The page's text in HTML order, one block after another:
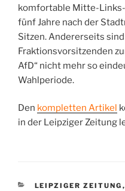
komfortable Mitte-
fünf Jahre nach der
Sitzen. Andererseits
Fraktionsvorsitzenden
AfD“ nicht mehr so
Wahlperiode.
Den kompletten Artikel
in der Leipziger Zeitung
KATEGORIEN
LEIPZIGER ZEITUNG ,